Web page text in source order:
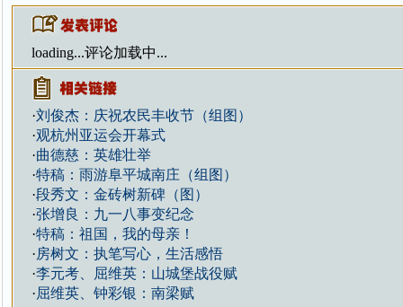
loading...评论加载中...
·刘俊杰：庆祝农民丰收节（组图）
·观杭州亚运会开幕式
·曲德慈：英雄壮举
·特稿：雨游阜平城南庄（组图）
·段秀文：金砖树新碑（图）
·张增良：九一八事变纪念
·特稿：祖国，我的母亲！
·房树文：执笔写心，生活感悟
·李元考、屈维英：山城堡战役赋
·屈维英、钟彩银：南梁赋